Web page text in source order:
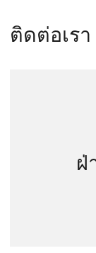
ติดต่อเรา
ฝ่